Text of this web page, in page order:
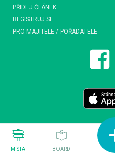
PŘIDEJ ČLÁNEK
REGISTRUJ SE
PRO MAJITELE / POŘADATELE
MÍSTA BOARD